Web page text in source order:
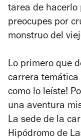
tarea de hacerlo
preocupes por
monstruo del
Lo primero que
carrera temática
como lo leíste!
una aventura
La sede de la
Hipódromo de